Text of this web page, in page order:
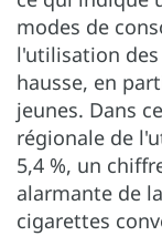
modes de
l'utilisation
hausse, en
jeunes. Dans
régionale de
5,4 %, un
alarmante de
cigarettes